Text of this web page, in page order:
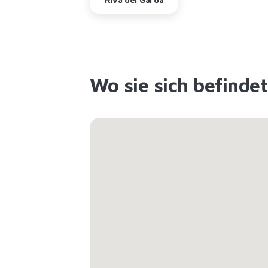
Wo sie sich befindet